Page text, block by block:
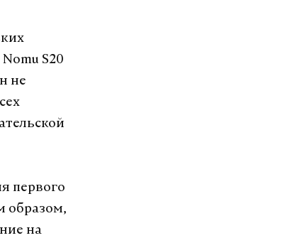
S20
не
первого
образом,
на